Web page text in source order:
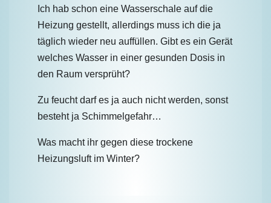
Ich hab schon eine Wasserschale auf die
Heizung gestellt, allerdings muss ich die ja
täglich wieder neu auffüllen. Gibt es ein Gerät
welches Wasser in einer gesunden Dosis in
den Raum versprüht?
Zu feucht darf es ja auch nicht werden, sonst
besteht ja Schimmelgefahr…
Was macht ihr gegen diese trockene
Heizungsluft im Winter?